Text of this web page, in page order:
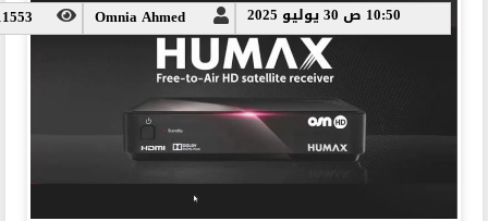
10:50 ص 30 يوليو 2025 Omnia Ahmed